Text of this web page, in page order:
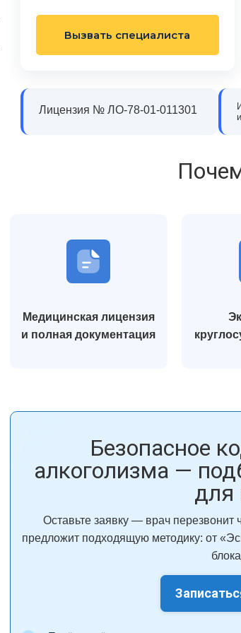
полностью контролирует мою жизнь. Было
страшно и стыдно, но на консультации эти
прошло анонимно, без давления. После курса
лечения я впервые за долгое время
почувствовал ясную голову и уверенность,
что могу жить трезво. Благодарен клинике за
Сейчас
Вызвать специалиста
Лицензия № ЛО-78-01-011301
Медицинская лицензия
и полная документация
Безопасное
алкоголизма —
для
Оставьте заявку — врач перезвонит
предложит подходящую методику: от